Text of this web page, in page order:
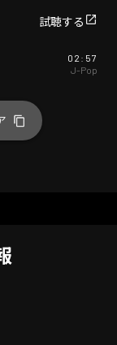
試聴する
02:57
J-Pop